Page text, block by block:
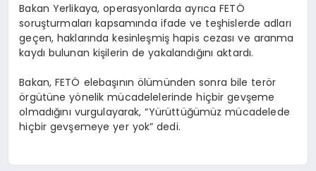
Bakan Yerlikaya, operasyonlarda ayrıca FETÖ
soruşturmaları kapsamında ifade ve teşhislerde adları
geçen, haklarında kesinleşmiş hapis cezası ve aranma
kaydı bulunan kişilerin de yakalandığını aktardı.
Bakan, FETÖ elebaşının ölümünden sonra bile terör
örgütüne yönelik mücadelelerinde hiçbir gevşeme
olmadığını vurgulayarak, “Yürüttüğümüz mücadelede
hiçbir gevşemeye yer yok” dedi.